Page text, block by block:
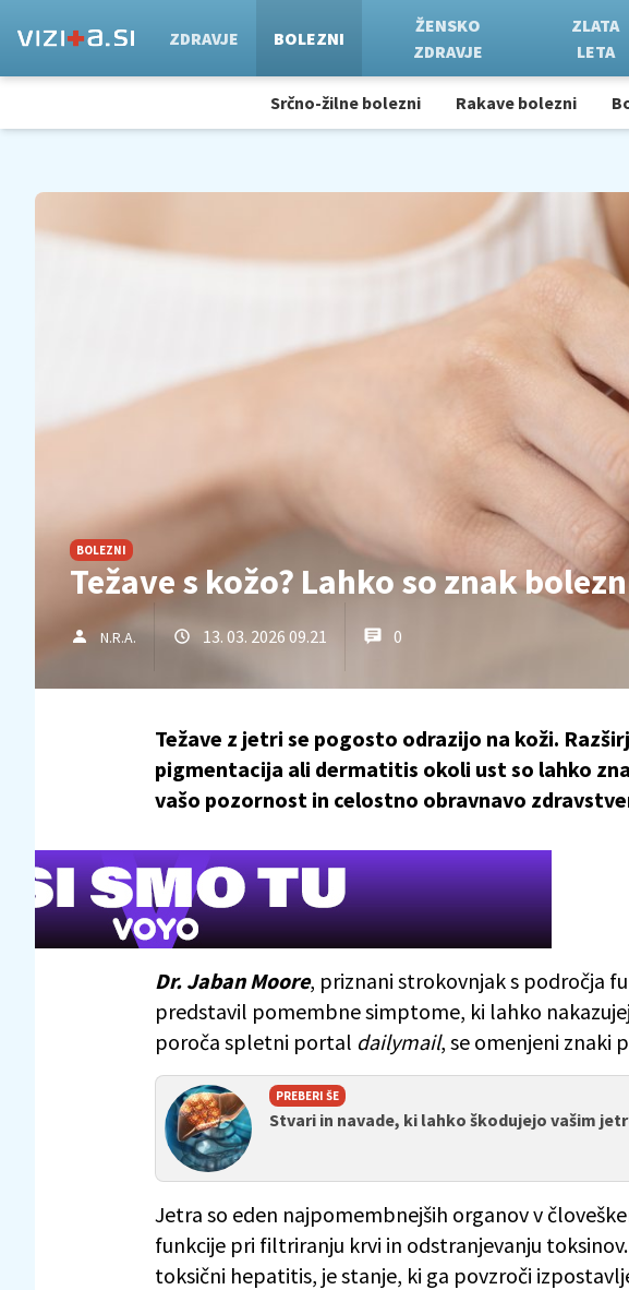
ZDRAVJE BOLEZNI
ŽENSKO
ZDRAVJE
ZLATA
LETA
Srčno-žilne bolezni Rakave bolezni
BOLEZNI
Težave s kožo? Lahko so znak
N.R.A. 13. 03. 2026 09.21 0
Težave z jetri se pogosto odrazijo na koži.
pigmentacija ali dermatitis okoli ust so lahko
vašo pozornost in celostno obravnavo
Dr. Jaban Moore, priznani strokovnjak s področja
predstavil pomembne simptome, ki lahko
poroča spletni portal dailymail, se omenjeni znaki
PREBERI ŠE
Stvari in navade, ki lahko škodujejo vašim
Jetra so eden najpomembnejših organov v
funkcije pri filtriranju krvi in odstranjevanju
toksični hepatitis, je stanje, ki ga povzroči